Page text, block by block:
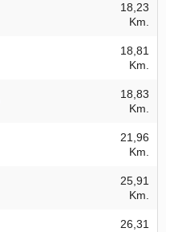
18,23
Km.
18,81
Km.
18,83
Km.
21,96
Km.
25,91
Km.
26,31